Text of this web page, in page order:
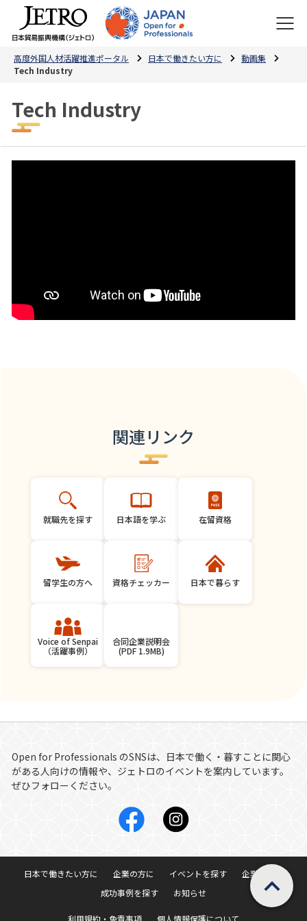
高度外国人材活躍推進ポータル 日本で働きたい方に
動画集
Tech Industry
Tech Industry
関連リンク
就職先を探す 日本語を学ぶ 在留資格
留学生の方へ 資格チェッカー 日本で暮らす
Voice of Senpai
（活躍事例）
合同企業説明会
(PDF 1.9MB)
Open for Professionals のSNSは、日本で働く・暮すことに関心
がある人向けの情報や、ジェトロのイベントを案内しています。
ぜひフォローください。
ページの先頭へ戻
日本で働きたい方に 企業の方に イベントを探す
企業を探す
成功事例を探す
お知らせ
利用規約・免責事項 個人情報保護について